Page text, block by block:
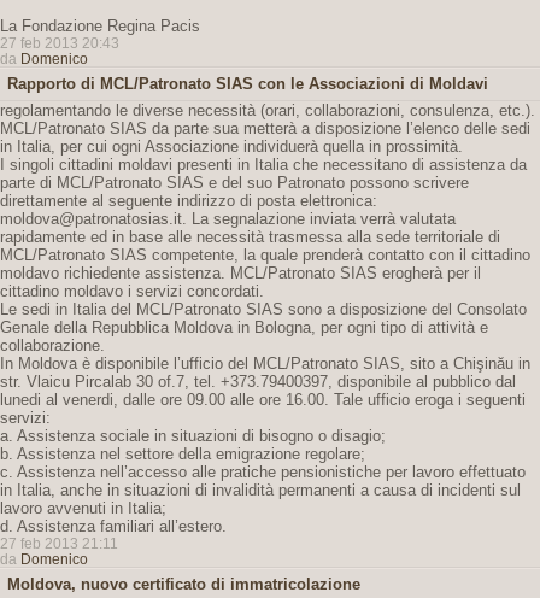
La Fondazione Regina Pacis
27 feb 2013 20:43
da Domenico
Rapporto di MCL/Patronato SIAS con le Associazioni di Moldavi
regolamentando le diverse necessità (orari, collaborazioni, consulenza, etc.).
MCL/Patronato SIAS da parte sua metterà a disposizione l’elenco delle sedi
in Italia, per cui ogni Associazione individuerà quella in prossimità.
I singoli cittadini moldavi presenti in Italia che necessitano di assistenza da
parte di MCL/Patronato SIAS e del suo Patronato possono scrivere
direttamente al seguente indirizzo di posta elettronica:
moldova@patronatosias.it. La segnalazione inviata verrà valutata
rapidamente ed in base alle necessità trasmessa alla sede territoriale di
MCL/Patronato SIAS competente, la quale prenderà contatto con il cittadino
moldavo richiedente assistenza. MCL/Patronato SIAS erogherà per il
cittadino moldavo i servizi concordati.
Le sedi in Italia del MCL/Patronato SIAS sono a disposizione del Consolato
Genale della Repubblica Moldova in Bologna, per ogni tipo di attività e
collaborazione.
In Moldova è disponibile l’ufficio del MCL/Patronato SIAS, sito a Chişinău in
str. Vlaicu Pircalab 30 of.7, tel. +373.79400397, disponibile al pubblico dal
lunedi al venerdi, dalle ore 09.00 alle ore 16.00. Tale ufficio eroga i seguenti
servizi:
a. Assistenza sociale in situazioni di bisogno o disagio;
b. Assistenza nel settore della emigrazione regolare;
c. Assistenza nell’accesso alle pratiche pensionistiche per lavoro effettuato
in Italia, anche in situazioni di invalidità permanenti a causa di incidenti sul
lavoro avvenuti in Italia;
d. Assistenza familiari all’estero.
27 feb 2013 21:11
da Domenico
Moldova, nuovo certificato di immatricolazione